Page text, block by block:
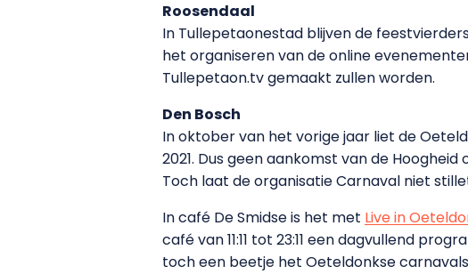
Roosendaal
In Tullepetaonestad blijven de
het organiseren van de online
Tullepetaon.tv gemaakt zullen worden.
Den Bosch
In oktober van het vorige jaar liet de
2021. Dus geen aankomst van de
Toch laat de organisatie Carnaval niet
In café De Smidse is het met Live in
café van 11:11 tot 23:11 een dagvullend
toch een beetje het Oeteldonkse